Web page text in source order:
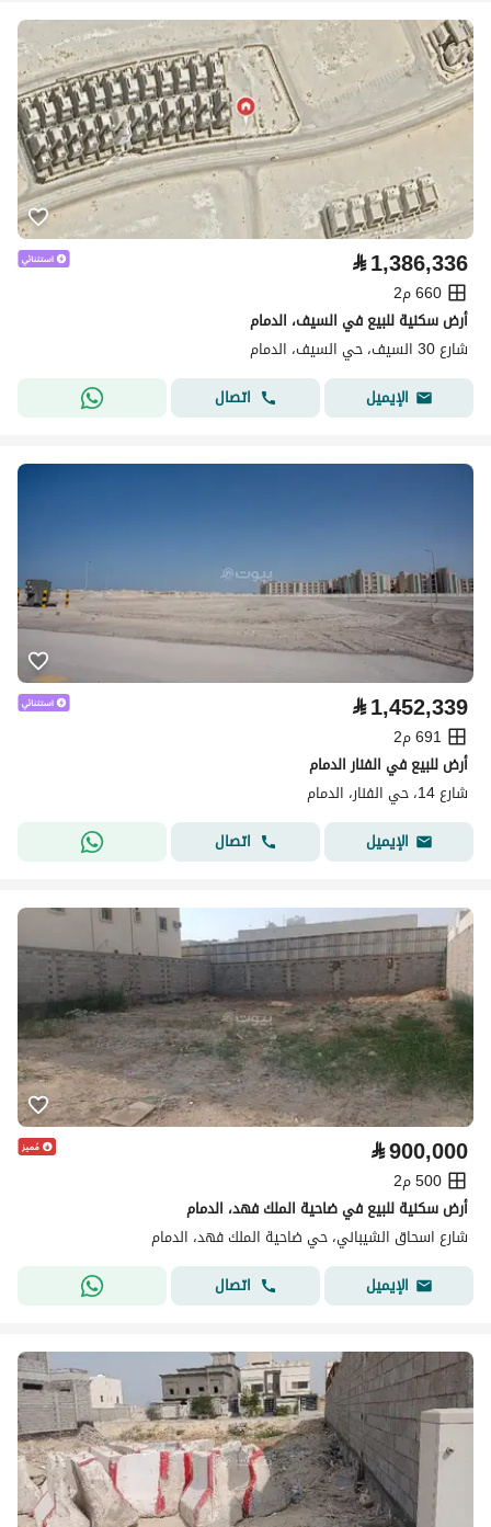
⃁1,386,336
660 م2
أرض سكنية للبيع في السيف، الدمام
شارع 30 السيف، حي السيف، الدمام
الإيميل
اتصال
⃁1,452,339
691 م2
أرض للبيع في الفنار الدمام
شارع 14، حي الفنار، الدمام
الإيميل
اتصال
⃁900,000
500 م2
أرض سكنية للبيع في ضاحية الملك فهد، الدمام
شارع اسحاق الشيباني، حي ضاحية الملك فهد، الدمام
الإيميل
اتصال